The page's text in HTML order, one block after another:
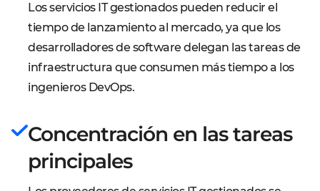
Los servicios IT gestionados pueden reducir el
tiempo de lanzamiento al mercado, ya que los
desarrolladores de software delegan las tareas de
infraestructura que consumen más tiempo a los
ingenieros DevOps.
Concentración en las tareas
principales